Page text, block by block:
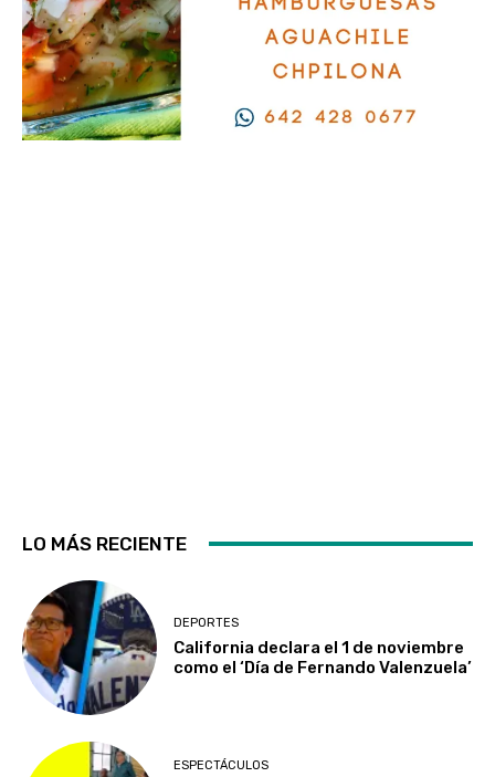
LO MÁS RECIENTE
DEPORTES
California declara el 1 de noviembre
como el ‘Día de Fernando Valenzuela’
ESPECTÁCULOS